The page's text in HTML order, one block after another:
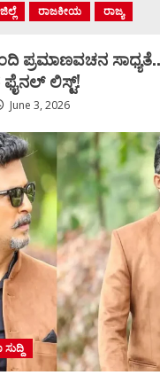
ಜಿಲ್ಲೆ ರಾಜಕೀಯ ರಾಜ್ಯ
ಪ್ರಮಾಣವಚನ
ಲಿಸ್ಟ್‌!
June 3, 2026